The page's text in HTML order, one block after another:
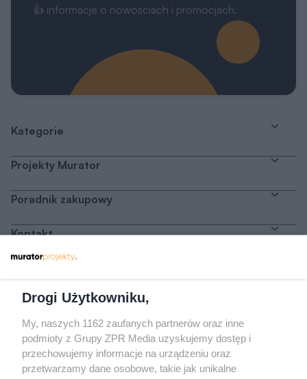
👍 informacje o nowościach i promocjach.
Kategorie
Projekty Murator
Poradnik zakupowy
Kontakt
Odwiedź grupę na Facebooku
Gdybym budował drugi raz - mądry Polak
Drogi Użytkowniku,
My, naszych 1162 zaufanych partnerów oraz inne
podmioty z Grupy ZPR Media uzyskujemy dostęp i
przechowujemy informacje na urządzeniu oraz
przetwarzamy dane osobowe, takie jak unikalne